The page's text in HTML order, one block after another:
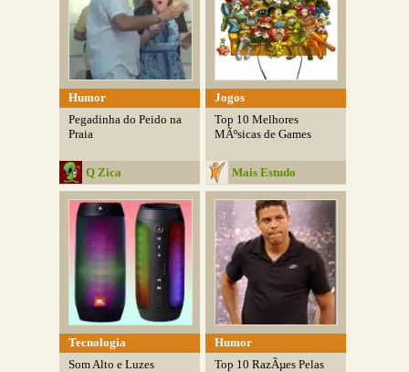
Humor
Pegadinha do Peido na
Praia
Q Zica
Jogos
Top 10 Melhores
MÃºsicas de Games
Mais Estudo
Tecnologia
Som Alto e Luzes
Humor
Top 10 RazÃµes Pelas